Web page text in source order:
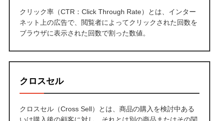
クリック率（CTR：Click Through Rate）とは、インター
ネット上の広告で、閲覧者によってクリックされた回数を
ブラウザに表示された回数で割った数値。
クロスセル
クロスセル（Cross Sell）とは、商品の購入を検討中ある